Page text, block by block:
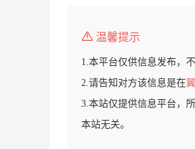
温馨提示
1.本平台仅供信息发布，
2.请告知对方该信息是在
3.本站仅提供信息平台，
本站无关。